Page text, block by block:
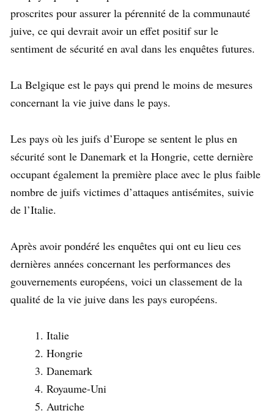
proscrites pour assurer la pérennité de la communauté
juive, ce qui devrait avoir un effet positif sur le
sentiment de sécurité en aval dans les enquêtes futures.
La Belgique est le pays qui prend le moins de mesures
concernant la vie juive dans le pays.
Les pays où les juifs d’Europe se sentent le plus en
sécurité sont le Danemark et la Hongrie, cette dernière
occupant également la première place avec le plus faible
nombre de juifs victimes d’attaques antisémites, suivie
de l’Italie.
Après avoir pondéré les enquêtes qui ont eu lieu ces
dernières années concernant les performances des
gouvernements européens, voici un classement de la
qualité de la vie juive dans les pays européens.
Italie
Hongrie
Danemark
Royaume-Uni
Autriche